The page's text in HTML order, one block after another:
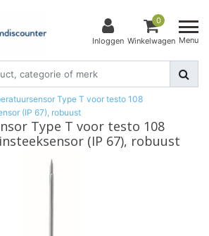
Inloggen
0
Winkelwagen Menu
Type T voor testo 108
(IP 67), robuust
Type T voor testo 108
(IP 67), robuust